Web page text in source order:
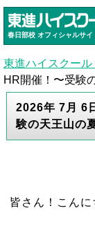
春日部校 オフィシャルサイ
東進ハイスクール
HR開催！〜受験
2026年 7月 6
験の天王山の
皆さん！こんに